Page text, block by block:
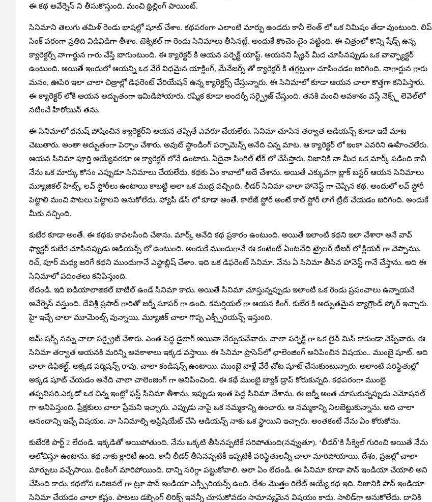
ఈ కథ అవేర్నెస్ ని తీసుకొస్తుంది. మంచి థ్రిల్లింగ్ పాయింట్.
సినిమాని తెలుగు తమిళ్ రెండు భాషల్లో షూట్ చేశాం. కథపరంగా ఎలాంటి మార్పు ఉండదు కానీ లెంత్ లో ఒక నిమిషం తేడా వుంటుంది. లిప్
సింక్ పరంగా ప్రతిది విడివిడిగా తీశాం. టెక్నికల్ గా రెండు సినిమాలు తీసినట్లే. అందుకే కొంచెం టైం పట్టింది. ఈ చిత్రంలో కొన్ని షేడ్స్ ఉన్న
క్యారెక్టర్స్ నాగార్జున గారు చేస్తే బాగుంటుంది. ఈ క్యారెక్టర్ కి ఆయన పర్ఫెక్ట్ యాప్ట్. ఆయనని స్క్రీన్ మీద చూసినప్పుడు ఒక వావ్ఫ్యాక్టర్
ఉంటుంది. అయితే ఇందులో ఆయన్ని ఒక వేరే విధమైన యాక్టింగ్, మేనేజర్స్ తో క్యారెక్టర్ కి తగ్గట్టుగా చూపించడం జరిగింది. నాగార్జున గారు
మనం, ఊపిరి ఇలా చాలా చిత్రాల్లో డిఫరెంట్ వేరియేషన్ ఉన్న క్యారెక్టర్స్ చేస్తున్నారు. ఈ సినిమాలో కూడా ఆయన చాలా కొత్తగా కనిపిస్తారు.
ఈ క్యారెక్టర్ లోకి ఆయన అద్భుతంగా ఇమిడిపోయారు. రష్మిక కూడా అందర్నీ సర్ప్రైజ్ చేస్తుంది. తనకి మంచి అవకాశం వస్తే నెక్స్ట్ లెవెల్‌లో
నటించే హీరోయిన్ తను.
ఈ సినిమాలో ధనుష్ పోషించిన క్యారెక్టర్‌ని ఆయన తప్పితే ఎవరూ చేయలేరు. సినిమా చూసిన తర్వాత ఆడియన్స్ కూడా ఇదే మాట
చెబుతారు. అంతా అద్భుతంగా పెర్ఫాం చేశారు. అవుట్ స్టాండింగ్ పర్ఫామెన్స్ అనేది చిన్న మాట. ఆ క్యారెక్టర్ లో ఇంకా ఎవరిని ఊహించలేరు.
ఆయన సినిమా పూర్తి అయ్యేవరకూ ఆ క్యారెక్టర్ లోనే ఉంటారు. ఏదైనా సింగిల్ టేక్ లో చేసేస్తారు. నిజానికి నా మీద ఒక మార్క్ పడింది కానీ
నేను ఒక మార్కు కోసం ఎప్పుడూ సినిమాలు చేయలేదు. కథకు ఏం కావాలో అదే చేశాను. అయితే ఎక్కువగా బ్లాక్ బస్టర్ ఆయన సినిమాలు
మ్యూజికల్ హిట్స్, లవ్ స్టోరీలు ఉంటాయి కాబట్టి అలా ఒక ముద్ర వచ్చింది. లీడర్ సినిమా చాలా హానెస్ట్ గా చెప్పిన కథ. అందులో లవ్ స్టోరీ
పెట్టాలి మంచి పాటలు పెట్టాలని అనుకోలేదు. హ్యాపీ డేస్ లో కూడా అంతే. కాలేజ్ స్టోరీ అంటే కాల్ స్టోరీ లాగే ట్రీట్ చేయడం జరిగింది. అందుకే
మీకు నచ్చింది.
కుబేర కూడా అంతే. ఈ కథకు కావలసింది చేశాను. మార్క్ అనేది కథ ప్రకారం ఉంటుంది. అయితే ఇలాంటి కథని ఇలా చేశారా అనే వావ్
ఫ్యాక్టర్ కుబేర చూసినప్పుడు ఆడియన్స్ లో ఉంటుంది. అందుకే ముందుగానే ఈ కంటెంట్ ఏంటనేది ట్రైలర్ టీజర్ లో క్లియర్ గా చెప్పాము.
రిచ్, పూర్ మధ్య జరిగే కథని ముందుగానే ఎస్టాబ్లిష్ చేశాం. ఇది ఒక డిఫరెంట్ సినిమా. నేను ఏ సినిమా తీసిన హానెస్ట్ గానే చేస్తాను. అది ఈ
సినిమాలో పదింతలు కనిపిస్తుంది.
లేదండి. ఇది ఐడియాలాజికల్ బాటిల్ ఉండే సినిమా కాదు. అయితే సినిమా చూస్తున్నప్పుడు ఇలాంటి ఒక రెండు ప్రపంచాలు ఉన్నాయనే
అవేర్నెస్ వస్తుంది. దేవిశ్రీ ప్రసాద్ గారితో జర్నీ సూపర్ గా ఉంది. కమర్షియల్ గా ఆయన కింగ్. కుబేర కి అద్భుతమైన బ్యాగ్రౌండ్ స్కోర్ ఇచ్చారు.
హై ఇచ్చే చాలా మూమెంట్స్ వున్నాయి. మ్యూజిక్ చాలా గొప్ప ఎక్స్పీరియన్స్ ఇస్తుంది.
జిమ్ షర్బ్ నన్ను చాలా సర్ప్రైజ్ చేశారు. ఎంత పెద్ద డైలాగ్ అయినా నేర్చుకునేవారు. చాలా పర్ఫెక్ట్ గా ఒక లైన్ మిస్ కాకుండా చెప్పేవారు. ఈ
సినిమా తర్వాత ఆయనకి మరిన్ని అవకాశాలు ఇక్కడ వస్తాయి. ఈ సినిమా ప్రాసెస్‌లో ఛాలెంజింగ్ అనిపించిన విషయం.. ముంబై షూట్. అది
చాలా డిఫికల్ట్. అక్కడ పర్మిషన్స్ రావు. చాలా కండిషన్స్ ఉంటాయి. ముంబై వాళ్లే వేరే చోట షూట్ చేసుకుంటున్నారు. అలాంటి పరిస్థితుల్లో
అక్కడ షూట్ చేయడం అనేది చాలా చాలెంజింగ్ గా అనిపించింది. ఈ కథే ముంబై బ్యాక్ డ్రాప్ కోరుకున్నది. కథపరంగా ముంబై
తప్పనిసరి.ఎక్కడో ఒక చిన్న ఇంట్లో ఫస్ట్ సినిమా తీశాను. ఇప్పుడు ఇంత పెద్ద సినిమా చేశాను. ఈ జర్నీ అంత చూసుకున్నప్పుడు ఎమోషనల్
గా అనిపిస్తుంది. ప్రేక్షకులు చాలా ప్రేమని ఇచ్చారు. ఎప్పుడు నాపై ఒక నమ్మకాన్ని ఉంచారు. ఆ నమ్మకాన్ని నిలబెట్టుకున్నాను. అది చాలా
ఆనందాన్ని ఇచ్చే విషయం. నా సినిమాల్ని అప్రిషియేట్ చేసి ఆడియన్స్ నాకు ఒక స్థాయిని ఇచ్చారు. అంతకంటే నేను ఏం కోరుకోను.
కుబేరకి పార్ట్ 2 లేదండి. ఇక్కడితో అయిపోతుంది. నేను ఒక్కటి తీసినప్పటికే సరిపోతుంది(నవ్వుతూ). ‘లీడర్’కి సీక్వెల్ గురించి అయితే నేను
ఆలోచిస్తూ ఉంటాను. కథ నాకు క్లారిటీ ఉంది. కానీ లీడర్ తీసినప్పటికీ ఇప్పటికీ పరిస్థితులన్నీ చాలా మారిపోయాయి. దేశం, ప్రజల్లో చాలా
మార్పులు వచ్చేసాయి. థింకింగ్ మారిపోయింది. దాన్ని సరిగ్గా పట్టుకోవాలి. అలా ఏం లేదండి. ఈ సినిమా కూడా పాన్ ఇండియా చేయాలి అని
చేసింది కాదు. కథలోన ఒరిజినల్ గా ట్రూ పాన్ ఇండియా ఎక్స్పీరియన్స్ ఉంది. దేశం మొత్తం రిలేట్ అయ్యే కథ ఇది. నిజానికి పాన్ ఇండియా
సినిమా చేయడం చాలా కష్టం. పాటలు డబ్బింగ్ లిరిక్స్ ఇవన్నీ చూసుకోవడం సామాన్యమైన విషయం కాదు. సాలిడ్‌గా అనుకోలేదు. దానికి